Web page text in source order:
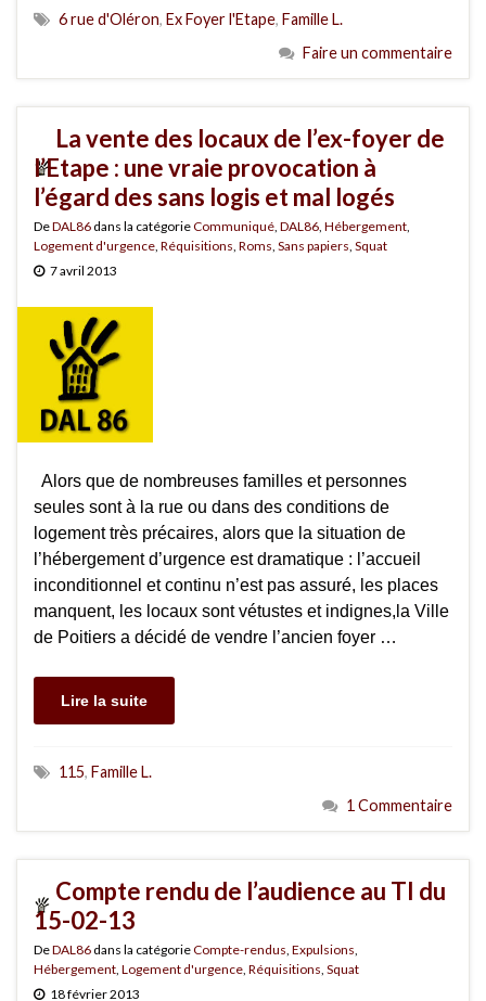
6 rue d'Oléron, Ex Foyer l'Etape, Famille L.
Faire un commentaire
La vente des locaux de l’ex-foyer de
l’Etape : une vraie provocation à
l’égard des sans logis et mal logés
DeDAL86 dans la catégorieCommuniqué DAL86 Hébergement
Logement d'urgence Réquisitions Roms Sans papiers Squat
7 avril 2013
Alors que de nombreuses familles et personnes
seules sont à la rue ou dans des conditions de
logement très précaires, alors que la situation de
l’hébergement d’urgence est dramatique : l’accueil
inconditionnel et continu n’est pas assuré, les places
manquent, les locaux sont vétustes et indignes,la Ville
de Poitiers a décidé de vendre l’ancien foyer …
Lire la suite
115, Famille L.
1 Commentaire
Compte rendu de l’audience au TI du
15-02-13
DeDAL86 dans la catégorieCompte-rendus Expulsions
Hébergement Logement d'urgence Réquisitions Squat
18 février 2013